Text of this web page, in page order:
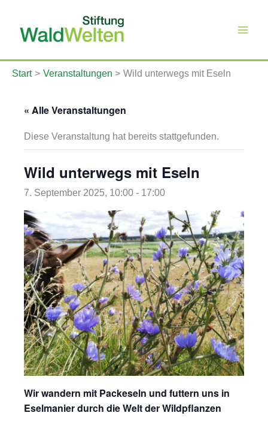
springen
Start Veranstaltungen Wild unterwegs mit Eseln
« Alle Veranstaltungen
Diese Veranstaltung hat bereits stattgefunden.
Wild unterwegs mit Eseln
7. September 2025, 10:00 - 17:00
Wir wandern mit Packeseln und futtern uns in
Eselmanier durch die Welt der Wildpflanzen